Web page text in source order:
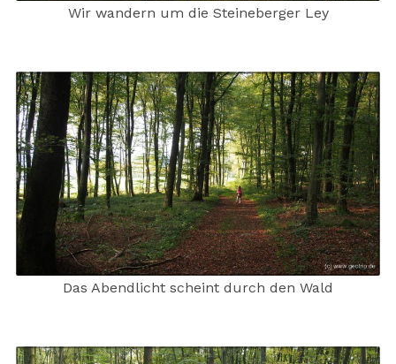
Wir wandern um die Steineberger Ley
Das Abendlicht scheint durch den Wald